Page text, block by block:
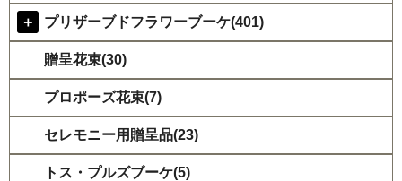
＋ プリザーブドフラワーブーケ(401)
贈呈花束(30)
プロポーズ花束(7)
セレモニー用贈呈品(23)
トス・プルズブーケ(5)